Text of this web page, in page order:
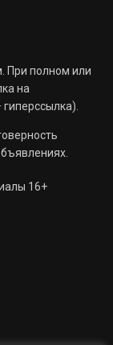
При полном или
на
16+